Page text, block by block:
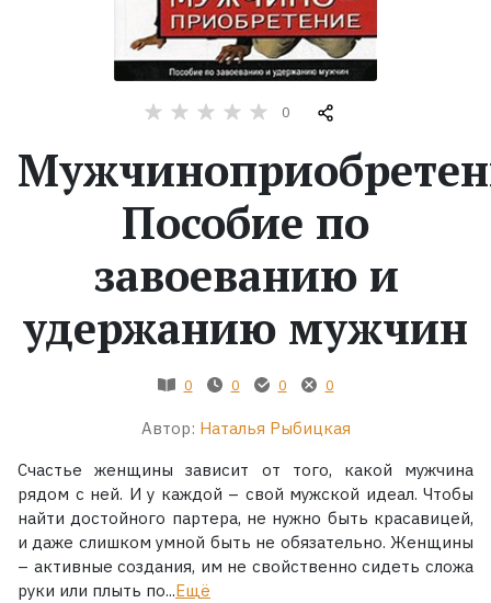
Экранизации
Коллекции
0
Пособие по
завоеванию и
удержанию мужчин
0 0 0 0
Автор: Наталья Рыбицкая
Счастье женщины зависит от того, какой мужчина
рядом с ней. И у каждой – свой мужской идеал. Чтобы
найти достойного партера, не нужно быть красавицей,
и даже слишком умной быть не обязательно. Женщины
– активные создания, им не свойственно сидеть сложа
руки или плыть по...Ещё